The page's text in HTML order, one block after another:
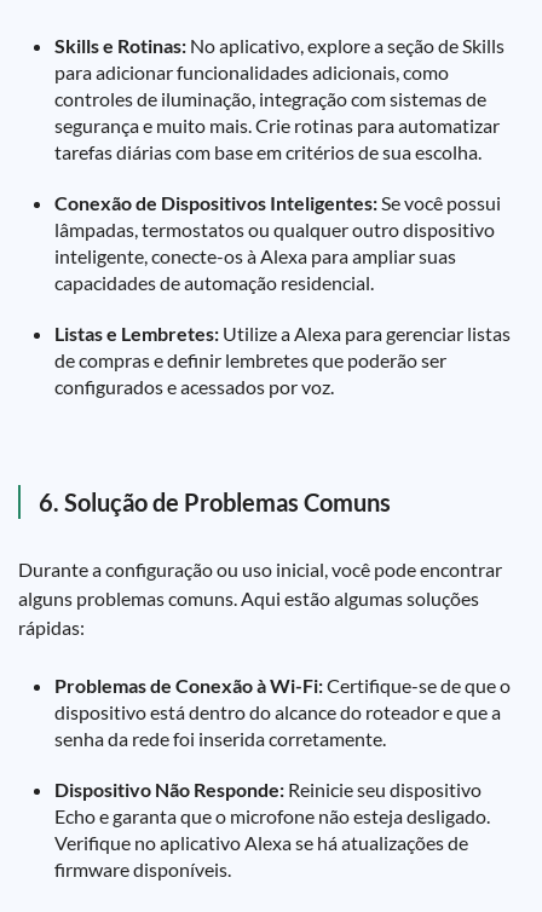
Skills e Rotinas: No aplicativo, explore a seção de Skills
para adicionar funcionalidades adicionais, como
controles de iluminação, integração com sistemas de
segurança e muito mais. Crie rotinas para automatizar
tarefas diárias com base em critérios de sua escolha.
Conexão de Dispositivos Inteligentes:Se você possui
lâmpadas, termostatos ou qualquer outro dispositivo
inteligente, conecte-os à Alexa para ampliar suas
capacidades de automação residencial.
Listas e Lembretes: Utilize a Alexa para gerenciar listas
de compras e definir lembretes que poderão ser
configurados e acessados por voz.
6. Solução de Problemas Comuns
Durante a configuração ou uso inicial, você pode encontrar
alguns problemas comuns. Aqui estão algumas soluções
rápidas:
Problemas de Conexão à Wi-Fi:Certifique-se de que o
dispositivo está dentro do alcance do roteador e que a
senha da rede foi inserida corretamente.
Dispositivo Não Responde: Reinicie seu dispositivo
Echo e garanta que o microfone não esteja desligado.
Verifique no aplicativo Alexa se há atualizações de
firmware disponíveis.